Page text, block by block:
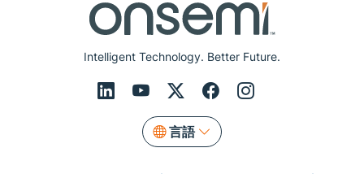
Intelligent Technology. Better Future.
言語